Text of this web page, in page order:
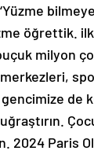
öğrettik.
milyon
de
Paris